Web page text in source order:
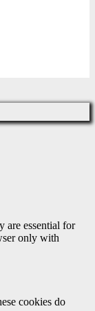
are essential for
only with
cookies do